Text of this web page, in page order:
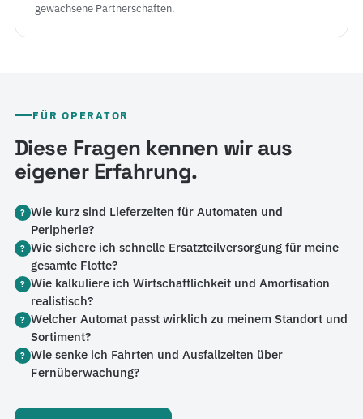
gewachsene Partnerschaften.
FÜR OPERATOR
Diese Fragen kennen wir aus
eigener Erfahrung.
? Wie kurz sind Lieferzeiten für Automaten und
Peripherie?
? Wie sichere ich schnelle Ersatzteilversorgung für meine
gesamte Flotte?
? Wie kalkuliere ich Wirtschaftlichkeit und Amortisation
realistisch?
? Welcher Automat passt wirklich zu meinem Standort und
Sortiment?
? Wie senke ich Fahrten und Ausfallzeiten über
Fernüberwachung?